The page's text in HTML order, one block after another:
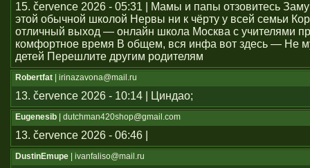
15. července 2026 - 05:31 | Мамы и папы отзовитесь
этой обычной школой Нервы ни к чёрту у всей семьи
отличный выход — онлайн школа Москва с учителями
комфортное время В общем, вся инфа вот здесь — Не
детей Перешлите другим родителям
Robertfat | irinazavona@mail.ru
13. července 2026 - 10:14 | Циндао;
Eugenesib | dutchman420shop@gmail.com
13. července 2026 - 06:46 |
DustinEmupe | ivanfaliso@mail.ru